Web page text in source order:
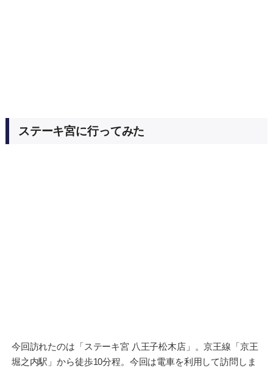
ステーキ宮に行ってみた
今回訪れたのは「ステーキ宮 八王子松木店」。京王線「京王
堀之内駅」から徒歩10分程。今回は電車を利用して訪問しま